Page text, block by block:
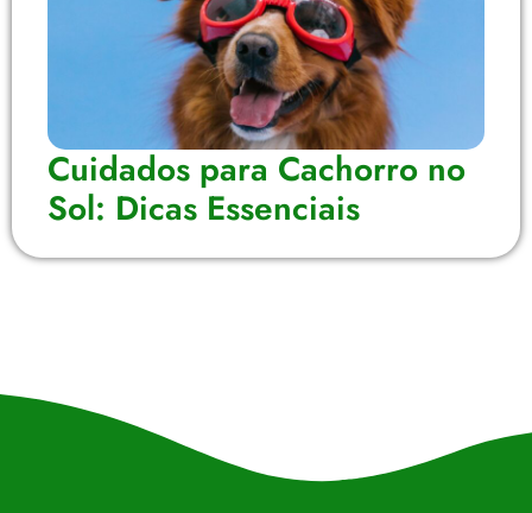
Cuidados para Cachorro no
Sol: Dicas Essenciais